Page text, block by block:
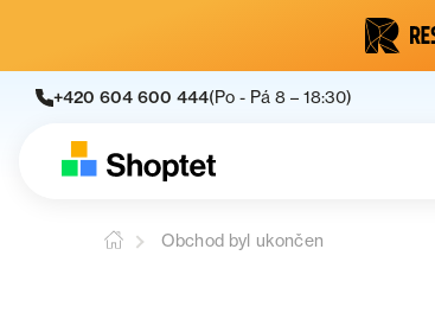
+420 604 600 444(Po - Pá 8 – 18:30)
Obchod byl ukončen